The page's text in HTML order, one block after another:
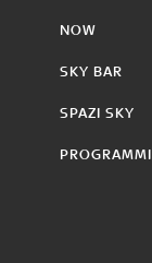
NOW
SKY BAR
SPAZI SKY
PROGRAMMI